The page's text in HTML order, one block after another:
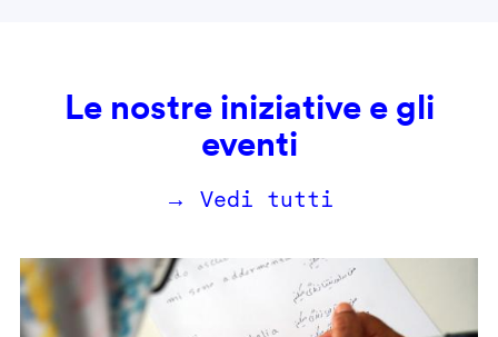
Le nostre iniziative e gli
eventi
→ Vedi tutti